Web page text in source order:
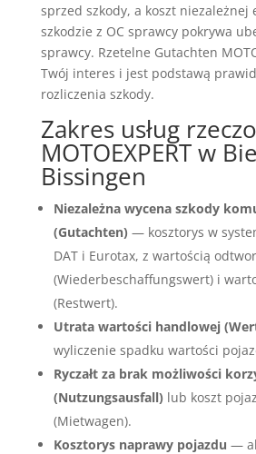
sprzed szkody, a koszt niezależnej
szkodzie z OC sprawcy pokrywa
sprawcy. Rzetelne Gutachten
Twój interes i jest podstawą
rozliczenia szkody.
Zakres usług
MOTOEXPERT w
Bissingen
Niezależna wycena szkody
(Gutachten) — kosztorys w
DAT i Eurotax, z wartością
(Wiederbeschaffungswert) i
(Restwert).
Utrata wartości handlowej
wyliczenie spadku wartości
Ryczałt za brak możliwości
(Nutzungsausfall) lub koszt
(Mietwagen).
Kosztorys naprawy pojazdu —